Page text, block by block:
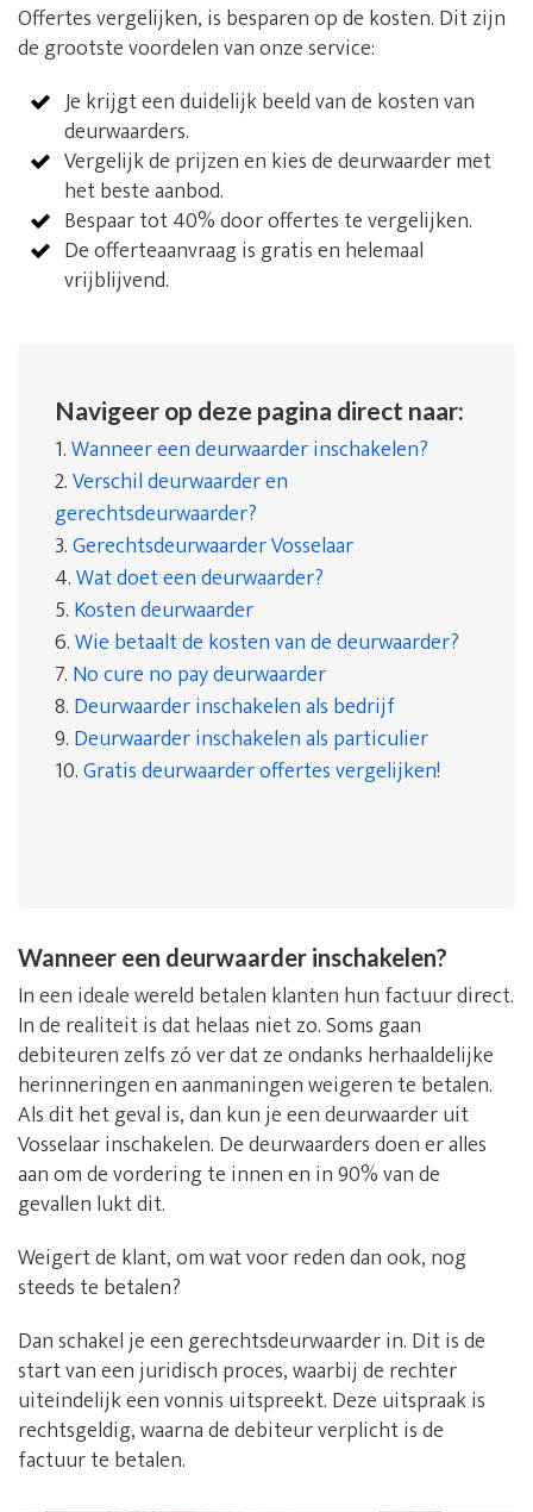
Offertes vergelijken, is besparen op de kosten. Dit zijn
de grootste voordelen van onze service:
Je krijgt een duidelijk beeld van de kosten van
deurwaarders.
Vergelijk de prijzen en kies de deurwaarder met
het beste aanbod.
Bespaar tot 40% door offertes te vergelijken.
De offerteaanvraag is gratis en helemaal
vrijblijvend.
Navigeer op deze pagina direct naar:
1.Wanneer een deurwaarder inschakelen?
2.Verschil deurwaarder en
gerechtsdeurwaarder?
3.Gerechtsdeurwaarder Vosselaar
4.Wat doet een deurwaarder?
5. Kosten deurwaarder
6.Wie betaalt de kosten van de deurwaarder?
7. No cure no pay deurwaarder
8. Deurwaarder inschakelen als bedrijf
9. Deurwaarder inschakelen als particulier
10.Gratis deurwaarder offertes vergelijken!
Wanneer een deurwaarder inschakelen?
In een ideale wereld betalen klanten hun factuur direct.
In de realiteit is dat helaas niet zo. Soms gaan
debiteuren zelfs zó ver dat ze ondanks herhaaldelijke
herinneringen en aanmaningen weigeren te betalen.
Als dit het geval is, dan kun je een deurwaarder uit
Vosselaar inschakelen. De deurwaarders doen er alles
aan om de vordering te innen en in 90% van de
gevallen lukt dit.
Weigert de klant, om wat voor reden dan ook, nog
steeds te betalen?
Dan schakel je een gerechtsdeurwaarder in. Dit is de
start van een juridisch proces, waarbij de rechter
uiteindelijk een vonnis uitspreekt. Deze uitspraak is
rechtsgeldig, waarna de debiteur verplicht is de
factuur te betalen.